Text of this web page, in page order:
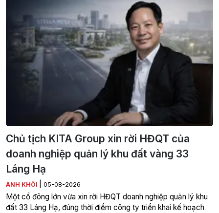
Chủ tịch KITA Group xin rời HĐQT của
doanh nghiệp quản lý khu đất vàng 33
Láng Hạ
ANH KHÔI 05-08-2026
Một cổ đông lớn vừa xin rời HĐQT doanh nghiệp quản lý khu
đất 33 Láng Hạ, đúng thời điểm công ty triển khai kế hoạch